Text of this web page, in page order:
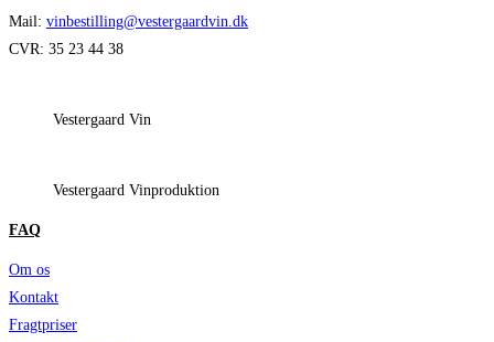
Mail: vinbestilling@vestergaardvin.dk
CVR: 35 23 44 38
Vestergaard Vin
Vestergaard Vinproduktion
FAQ
Om os
Kontakt
Fragtpriser